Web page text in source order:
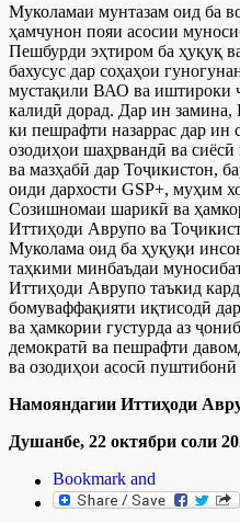
Муколамаи мунтазам оид ба
ҳамчунон пояи асосии
Пешбурди эҳтиром ба ҳуқуқ
бахусус дар соҳаҳои
мустақили ВАО ва иштироки
калидӣ дорад. Дар ин
ки пешрафти назаррас дар ин
озодиҳои шаҳрвандӣ ва
ва мазҳабӣ дар Тоҷикистон,
оиди дархости GSP+, муҳим
Созишномаи шарикӣ ва
Иттиҳоди Аврупо ва
Муколама оид ба ҳуқуқи
таҳкими минбаъдаи
Иттиҳоди Аврупо таъкид
бомуваффақияти иқтисодӣ
ва ҳамкории густурда аз
демократӣ ва пешрафти
ва озодиҳои асосӣ
Намояндагии Иттиҳоди
Душанбе, 22 октябри соли